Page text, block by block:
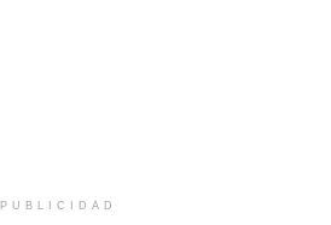
PUBLICIDAD